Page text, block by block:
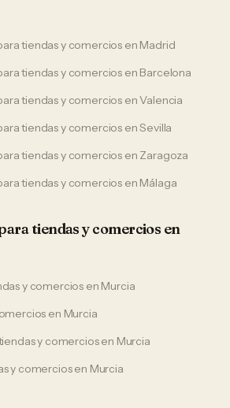
tiendas y comercios en Madrid
tiendas y comercios en Barcelona
tiendas y comercios enValencia
tiendas y comercios enSevilla
tiendas y comercios en Zaragoza
tiendas y comercios en Málaga
tiendas y comercios en
y comercios en Murcia
en Murcia
y comerciosen Murcia
y comerciosen Murcia